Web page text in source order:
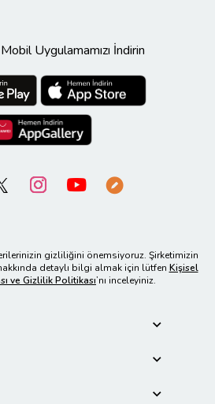
Uygulamamızı İndirin
gizliliğini önemsiyoruz. Şirketimizin
detaylı bilgi almak için lütfen Kişisel
ve Gizlilik Politikası’nı inceleyiniz.